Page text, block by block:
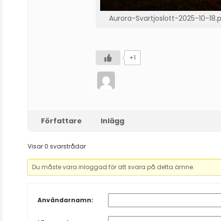
Aurora-Svartjoslott-2025-10-
+1
Författare Inlägg
Visar 0 svarstrådar
Du måste vara inloggad för att svara på detta ämne.
Användarnamn: